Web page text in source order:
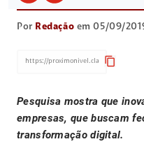
Por Redação em 05/09/
content_copy
Pesquisa mostra que
empresas, que buscam
transformação digital.